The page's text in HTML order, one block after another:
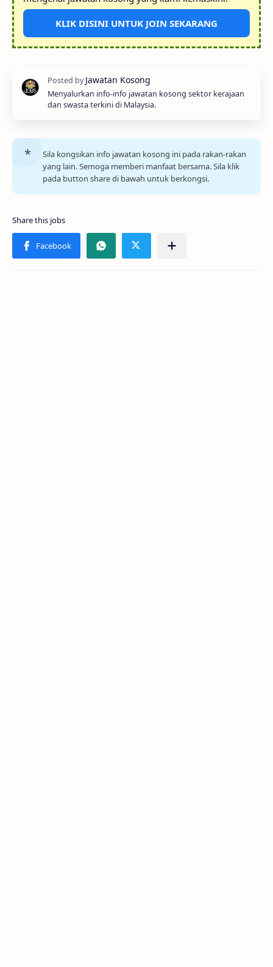
KLIK DISINI UNTUK JOIN SEKARANG
Menyalurkan info-info jawatan kosong sektor kerajaan
dan swasta terkini di Malaysia.
Sila kongsikan info jawatan kosong ini pada rakan-rakan
yang lain. Semoga memberi manfaat bersama. Sila klik
pada button share di bawah untuk berkongsi.